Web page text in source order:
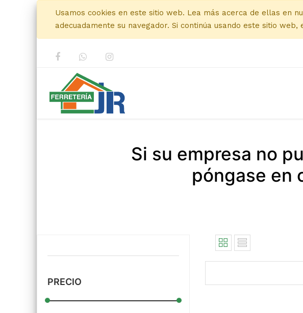
Usamos cookies en este sitio web. Lea más acerca de ellas en
adecuadamente su navegador. Si continúa usando este sitio web,
Si su empresa no
póngase en
PRECIO